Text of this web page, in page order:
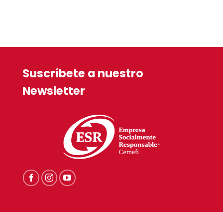
Suscríbete a nuestro
Newsletter